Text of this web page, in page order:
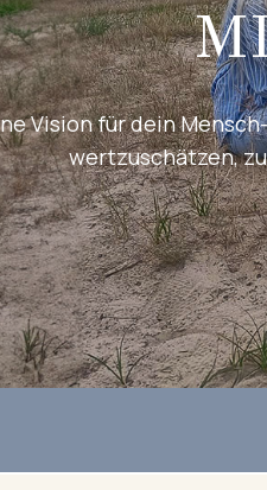
Vision für dein
wertzuschätzen,